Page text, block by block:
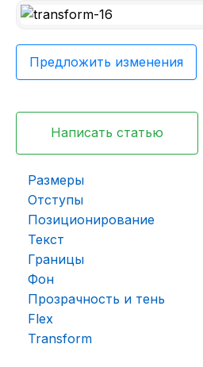
Предложить изменения
Написать статью
Размеры
Отступы
Позиционирование
Текст
Границы
Фон
Прозрачность и тень
Flex
Transform